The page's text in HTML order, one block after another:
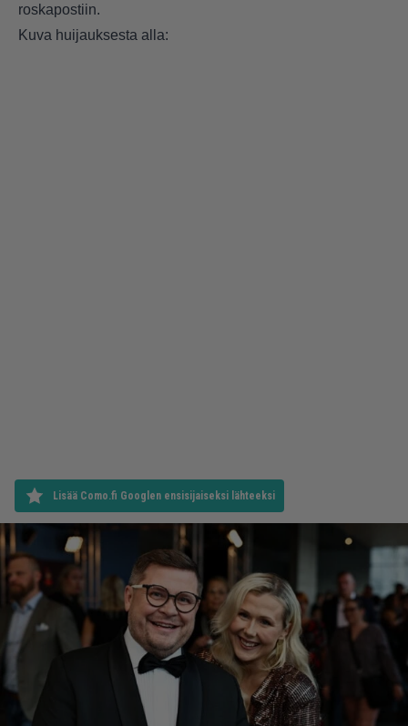
roskapostiin.
Kuva huijauksesta alla:
Lisää Como.fi Googlen ensisijaiseksi lähteeksi